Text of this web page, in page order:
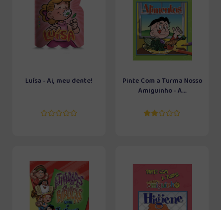
Luísa - Ai, meu dente!
Pinte Com a Turma Nosso
Amiguinho - A...